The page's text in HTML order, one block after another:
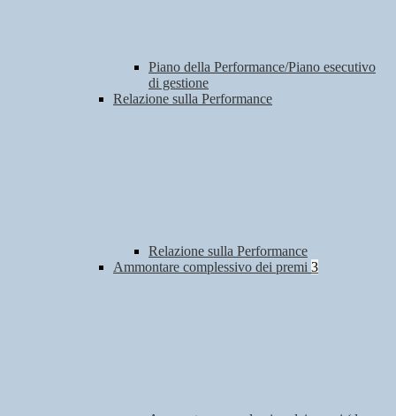
Piano della Performance/Piano esecutivo
di gestione
Relazione sulla Performance
Relazione sulla Performance
Ammontare complessivo dei premi 3